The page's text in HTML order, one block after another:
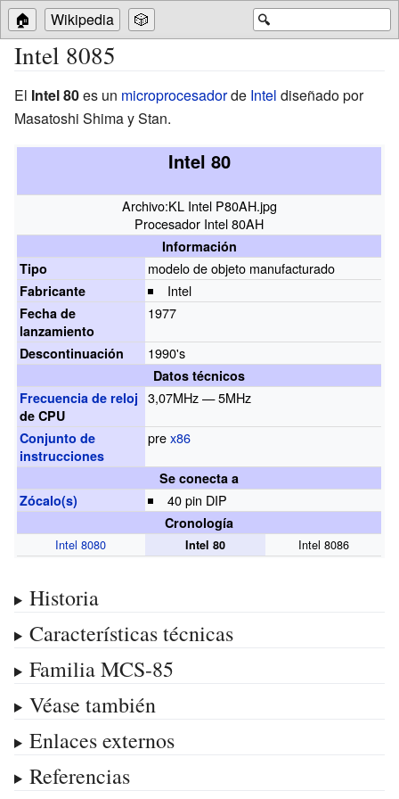
🔍
🏠 Wikipedia 🎲
Intel 8085
El Intel 80es un microprocesadorde Intel diseñado por
Masatoshi Shima y Stan.
Intel 80
Archivo:KL Intel P80AH.jpg
Procesador Intel 80AH
Información
Tipo
modelo de objeto manufacturado
Fabricante Intel
Fecha de
lanzamiento
1977
Descontinuación 1990's
Datos técnicos
Frecuencia de reloj
de CPU
3,07MHz — 5MHz
Conjunto de
instrucciones
prex86
Se conecta a
Zócalo(s)
40 pin DIP
Cronología
Intel 8080 Intel 80 Intel 8086
Historia
Características técnicas
Familia MCS-85
Véase también
Enlaces externos
Referencias